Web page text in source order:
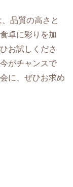
品質の高さと
卓に彩りを加
お試しくださ
がチャンスで
に、ぜひお求め